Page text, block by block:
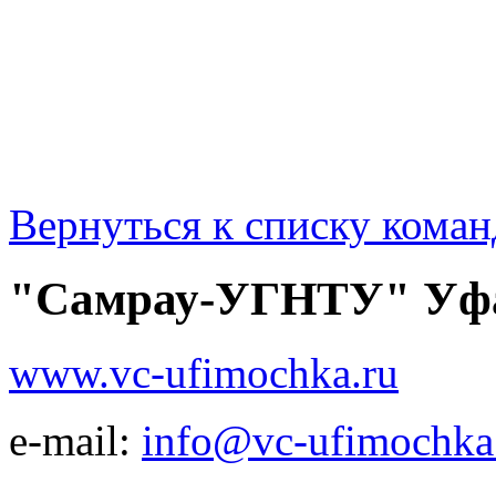
Вернуться к списку
"Самрау-УГНТУ"
www.vc-ufimochka.ru
e-mail: info@vc-